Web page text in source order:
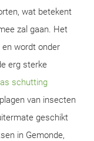
wat betekent
zal gaan. Het
wordt onder
erg sterke
schutting
van insecten
geschikt
in Gemonde,